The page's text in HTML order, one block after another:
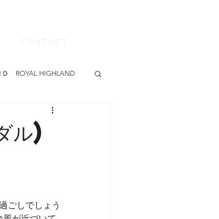
Ｄ ROYAL HIGHLAND
KEEN
ル)
ごしでしょう